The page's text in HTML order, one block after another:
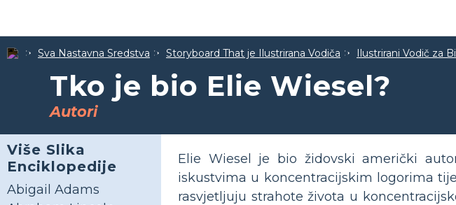
Sva Nastavna Sredstva Storyboard That je Ilustrirana Vodiča Ilustrirani Vodič za
Tko je bio Elie Wiesel?
Autori
Više Slika
Enciklopedije
Abigail Adams
Elie Wiesel je bio židovski američki
iskustvima u koncentracijskim logorima
rasvjetljuju strahote života u